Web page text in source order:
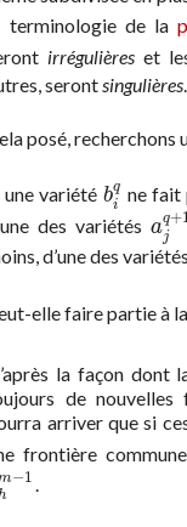
terminologie de la
irrégulières et
seront singulières
posé,
une variété bq
i
biqne fait
des variétésaq+
j
ajq
d’une des
elle faire partie à
la façon dont
de nouvelles
arriver que si
frontière
−1
m−1.